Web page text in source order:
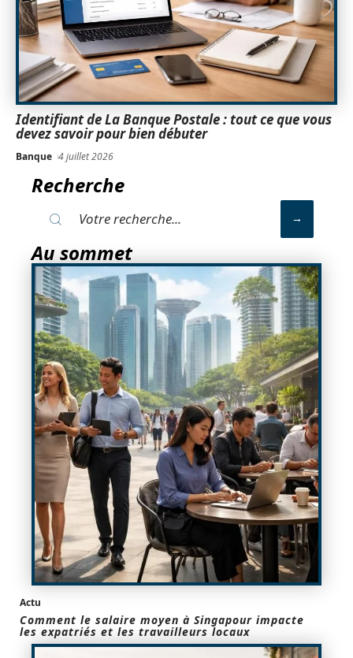
Identifiant de La Banque Postale : tout ce que vous
devez savoir pour bien débuter
Banque 4 juillet 2026
Recherche
Au sommet
Actu
Comment le salaire moyen à Singapour impacte
les expatriés et les travailleurs locaux